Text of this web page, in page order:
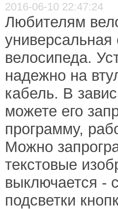
2016-06-10 22:47:24
Любителям
универсальная
велосипеда.
надежно на
кабель. В
можете его
программу,
Можно
текстовые
выключается -
подсветки